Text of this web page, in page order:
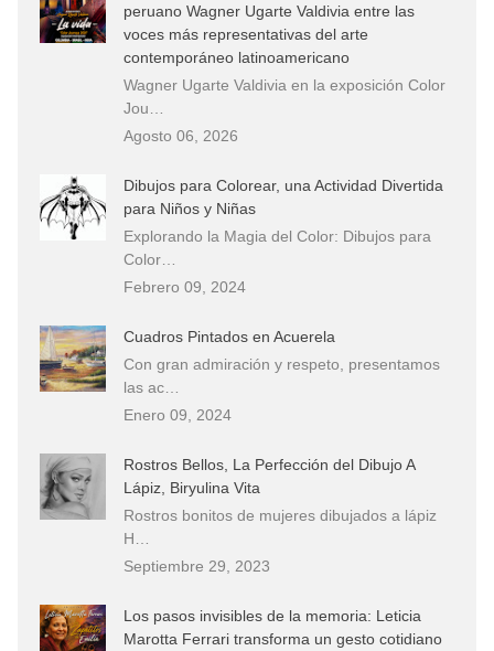
peruano Wagner Ugarte Valdivia entre las
voces más representativas del arte
contemporáneo latinoamericano
Wagner Ugarte Valdivia en la exposición Color
Jou…
Agosto 06, 2026
Dibujos para Colorear, una Actividad Divertida
para Niños y Niñas
Explorando la Magia del Color: Dibujos para
Color…
Febrero 09, 2024
Cuadros Pintados en Acuerela
Con gran admiración y respeto, presentamos
las ac…
Enero 09, 2024
Rostros Bellos, La Perfección del Dibujo A
Lápiz, Biryulina Vita
Rostros bonitos de mujeres dibujados a lápiz
H…
Septiembre 29, 2023
Los pasos invisibles de la memoria: Leticia
Marotta Ferrari transforma un gesto cotidiano